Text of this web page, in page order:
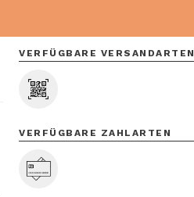
VERFÜGBARE VERSANDARTEN
VERFÜGBARE ZAHLARTEN